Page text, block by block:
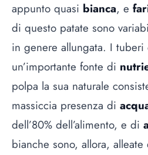
appunto quasi bianca, e
di questo patate sono
in genere allungata. I
un’importante fonte di
polpa la sua naturale
massiccia presenza di
dell’80% dell’alimento, e di
bianche sono, allora, alleate